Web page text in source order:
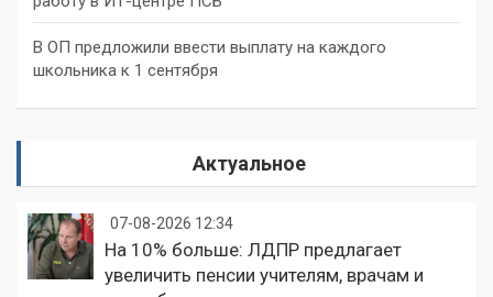
В ОП предложили ввести выплату на каждого
школьника к 1 сентября
Актуальное
07-08-2026 12:34
На 10% больше: ЛДПР предлагает
увеличить пенсии учителям, врачам и